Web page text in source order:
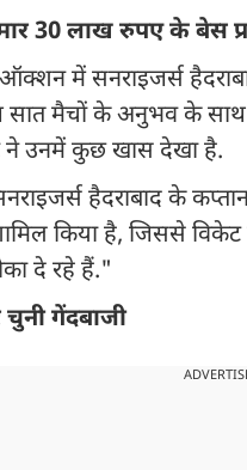
30 लाख रुपए के बेस
में सनराइजर्स
मैचों के अनुभव के
ने उनमें कुछ खास देखा है.
हैदराबाद के
किया है, जिससे
दे रहे हैं."
गेंदबाजी